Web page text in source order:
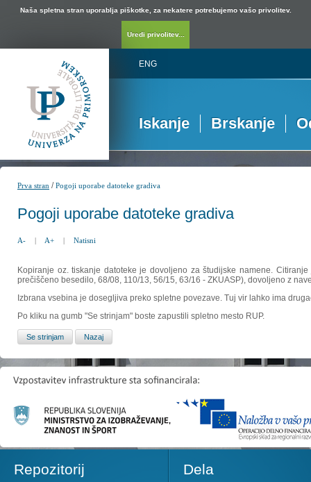
Naša spletna stran uporablja piškotke, za nekatere potrebujemo vašo privolitev.
Uredi privolitev...
ENG
Iskanje Brskanje
Prva stran /Pogoji uporabe datoteke gradiva
Pogoji uporabe datoteke gradiva
A- | A+ | Natisni
Kopiranje oz. tiskanje datoteke je dovoljeno za študijske namene.
prečiščeno besedilo, 68/08, 110/13, 56/15, 63/16 - ZKUASP), dovoljeno z
Izbrana vsebina je dosegljiva preko spletne povezave. Tuj vir lahko ima
Po kliku na gumb "Se strinjam" boste zapustili spletno mesto RUP.
Repozitorij Dela